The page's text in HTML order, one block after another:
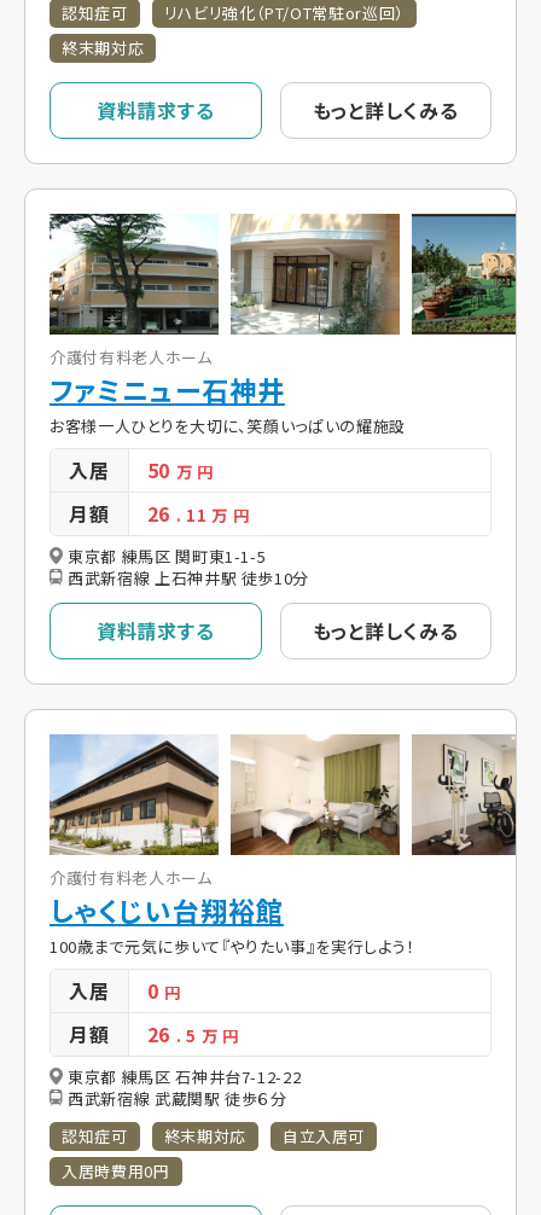
認知症可
リハビリ強化（PT/OT常駐or巡回）
終末期対応
資料請求する もっと詳しくみる
介護付有料老人ホーム
ファミニュー石神井
お客様一人ひとりを大切に、笑顔いっぱいの耀施設
入居 50万 円
月額 26 . 11万 円
東京都 練馬区 関町東1-1-5
西武新宿線 上石神井駅 徒歩10分
資料請求する もっと詳しくみる
介護付有料老人ホーム
しゃくじい台翔裕館
100歳まで元気に歩いて『やりたい事』を実行しよう！
入居 0 円
月額 26 . 5 万 円
東京都 練馬区 石神井台7-12-22
西武新宿線 武蔵関駅 徒歩６分
認知症可
終末期対応
自立入居可
入居時費用0円